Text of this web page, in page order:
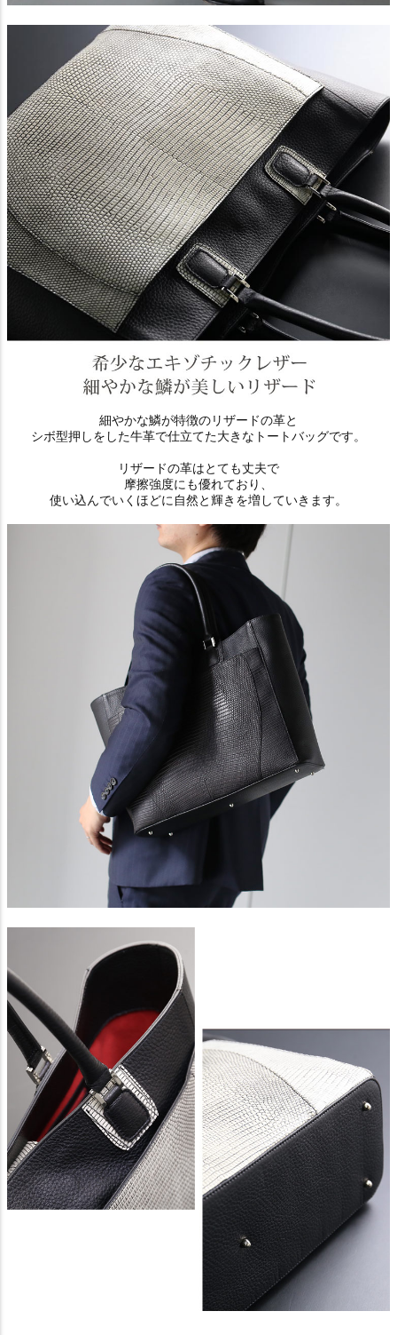
細やかな鱗が特徴のリザードの革と
シボ型押しをした牛革で仕立てた大きなトートバッグです。
リザードの革はとても丈夫で
摩擦強度にも優れており、
使い込んでいくほどに自然と輝きを増していきます。